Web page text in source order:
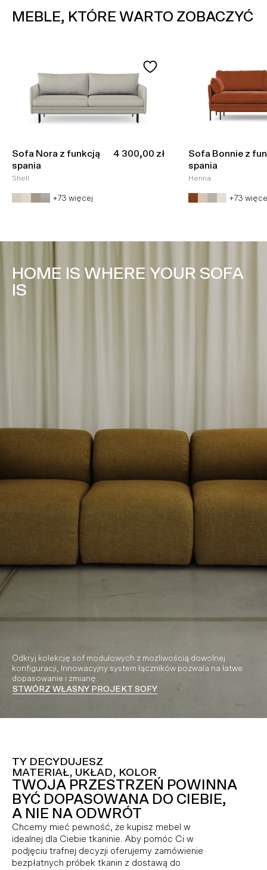
MEBLE, KTÓRE WARTO ZOBACZYĆ
Sofa Nora z funkcją
spania
Cena promocyjna
4 300,00 zł
Shell
+73 więcej
Sofa Bonnie z
spania
Henna
+73
HOME IS WHERE YOUR SOFA
IS
Odkryj kolekcję sof modułowych z możliwością dowolnej
konfiguracji, Innowacyjny system łączników pozwala na łatwe
dopasowanie i zmianę.
STWÓRZ WŁASNY PROJEKT SOFY
TY DECYDUJESZ
MATERIAŁ, UKŁAD, KOLOR
TWOJA PRZESTRZEŃ POWINNA
BYĆ DOPASOWANA DO CIEBIE,
A NIE NA ODWRÓT
Chcemy mieć pewność, że kupisz mebel w
idealnej dla Ciebie tkaninie. Aby pomóc Ci w
podjęciu trafnej decyzji oferujemy zamówienie
bezpłatnych próbek tkanin z dostawą do